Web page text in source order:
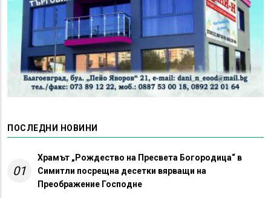
ПОСЛЕДНИ НОВИНИ
01
Храмът „Рождество на Пресвета Богородица“ в
Симитли посрещна десетки вярващи на
Преображение Господне